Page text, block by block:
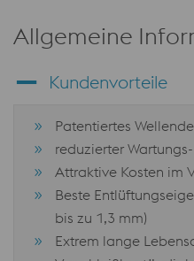
Allgemeine
Kundenvorteile
Patentiertes
reduzierter
Attraktive Kosten im
Beste
bis zu 1,3 mm)
Extrem lange